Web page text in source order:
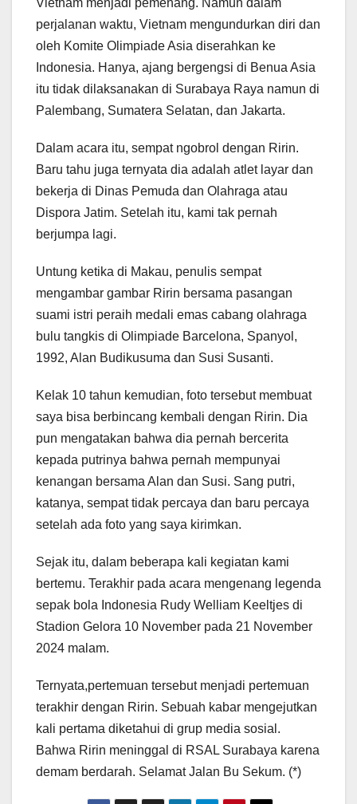
Vietnam menjadi pemenang. Namun dalam
perjalanan waktu, Vietnam mengundurkan diri dan
oleh Komite Olimpiade Asia diserahkan ke
Indonesia. Hanya, ajang bergengsi di Benua Asia
itu tidak dilaksanakan di Surabaya Raya namun di
Palembang, Sumatera Selatan, dan Jakarta.
Dalam acara itu, sempat ngobrol dengan Ririn.
Baru tahu juga ternyata dia adalah atlet layar dan
bekerja di Dinas Pemuda dan Olahraga atau
Dispora Jatim. Setelah itu, kami tak pernah
berjumpa lagi.
Untung ketika di Makau, penulis sempat
mengambar gambar Ririn bersama pasangan
suami istri peraih medali emas cabang olahraga
bulu tangkis di Olimpiade Barcelona, Spanyol,
1992, Alan Budikusuma dan Susi Susanti.
Kelak 10 tahun kemudian, foto tersebut membuat
saya bisa berbincang kembali dengan Ririn. Dia
pun mengatakan bahwa dia pernah bercerita
kepada putrinya bahwa pernah mempunyai
kenangan bersama Alan dan Susi. Sang putri,
katanya, sempat tidak percaya dan baru percaya
setelah ada foto yang saya kirimkan.
Sejak itu, dalam beberapa kali kegiatan kami
bertemu. Terakhir pada acara mengenang legenda
sepak bola Indonesia Rudy Welliam Keeltjes di
Stadion Gelora 10 November pada 21 November
2024 malam.
Ternyata,pertemuan tersebut menjadi pertemuan
terakhir dengan Ririn. Sebuah kabar mengejutkan
kali pertama diketahui di grup media sosial.
Bahwa Ririn meninggal di RSAL Surabaya karena
demam berdarah. Selamat Jalan Bu Sekum. (*)